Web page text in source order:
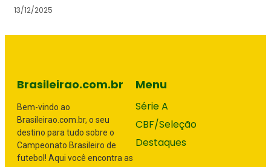
13/12/2025
Brasileirao.com.br
Bem-vindo ao
Brasileirao.com.br, o seu
destino para tudo sobre o
Campeonato Brasileiro de
futebol! Aqui você encontra as
Menu
Série A
CBF/Seleção
Destaques